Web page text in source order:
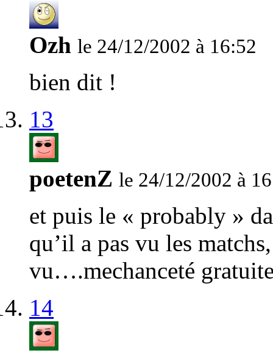
Ozh le 24/12/2002 à 16:52
bien dit !
13
poetenZ le 24/12/2002 à
et puis le « probably »
qu’il a pas vu les
vu….mechanceté
14